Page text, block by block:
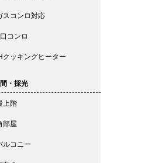
スコンロ対応
コンロ
クッキングヒーター
・採光
上階
部屋
ルコニー